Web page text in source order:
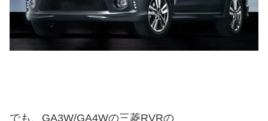
でも、GA3W/GA4Wの三菱RVRの